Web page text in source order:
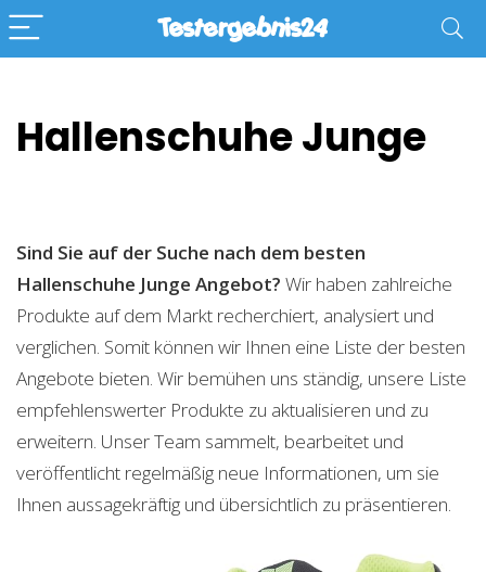
Hallenschuhe Junge
Sind Sie auf der Suche nach dem besten
Hallenschuhe Junge Angebot? Wir haben zahlreiche
Produkte auf dem Markt recherchiert, analysiert und
verglichen. Somit können wir Ihnen eine Liste der besten
Angebote bieten. Wir bemühen uns ständig, unsere Liste
empfehlenswerter Produkte zu aktualisieren und zu
erweitern. Unser Team sammelt, bearbeitet und
veröffentlicht regelmäßig neue Informationen, um sie
Ihnen aussagekräftig und übersichtlich zu präsentieren.